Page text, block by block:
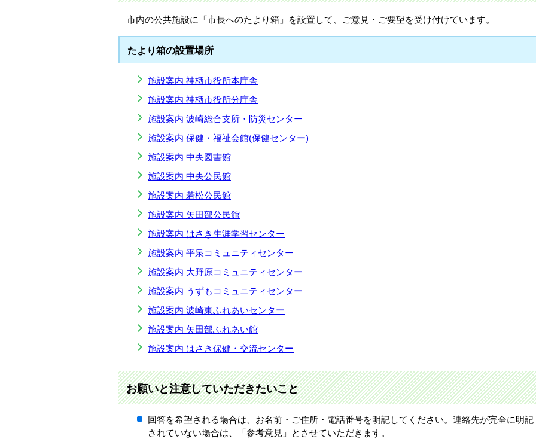
市内の公共施設に「市長へのたより箱」を設置して、ご意見・ご要望を受け付けています。
たより箱の設置場所
施設案内 神栖市役所本庁舎
施設案内 神栖市役所分庁舎
施設案内 波崎総合支所・防災センター
施設案内 保健・福祉会館(保健センター)
施設案内 中央図書館
施設案内 中央公民館
施設案内 若松公民館
施設案内 矢田部公民館
施設案内 はさき生涯学習センター
施設案内 平泉コミュニティセンター
施設案内 大野原コミュニティセンター
施設案内 うずもコミュニティセンター
施設案内 波崎東ふれあいセンター
施設案内 矢田部ふれあい館
施設案内 はさき保健・交流センター
お願いと注意していただきたいこと
回答を希望される場合は、お名前・ご住所・電話番号を明記してください。連絡先が完全に明記
されていない場合は、「参考意見」とさせていただきます。